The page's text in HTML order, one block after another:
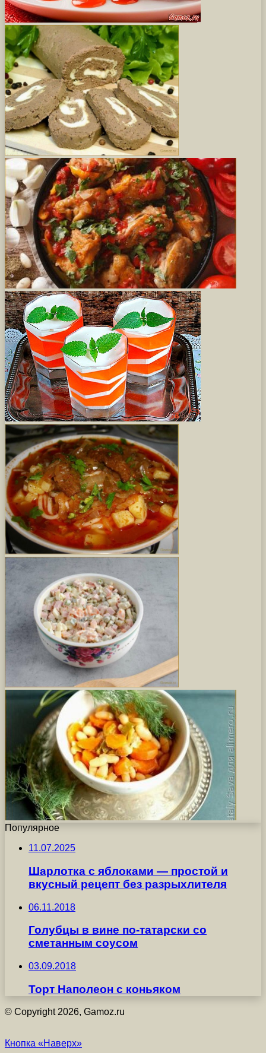
Популярное
11.07.2025
Шарлотка с яблоками — простой и
вкусный рецепт без разрыхлителя
06.11.2018
Голубцы в вине по-татарски со
сметанным соусом
03.09.2018
Торт Наполеон с коньяком
© Copyright 2026, Gamoz.ru
Кнопка «Наверх»